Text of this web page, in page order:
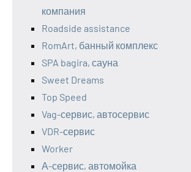
компания
Roadside assistance
RomArt, банный комплекс
SPA bagira, сауна
Sweet Dreams
Top Speed
Vag-сервис, автосервис
VDR-сервис
Worker
А-сервис, автомойка